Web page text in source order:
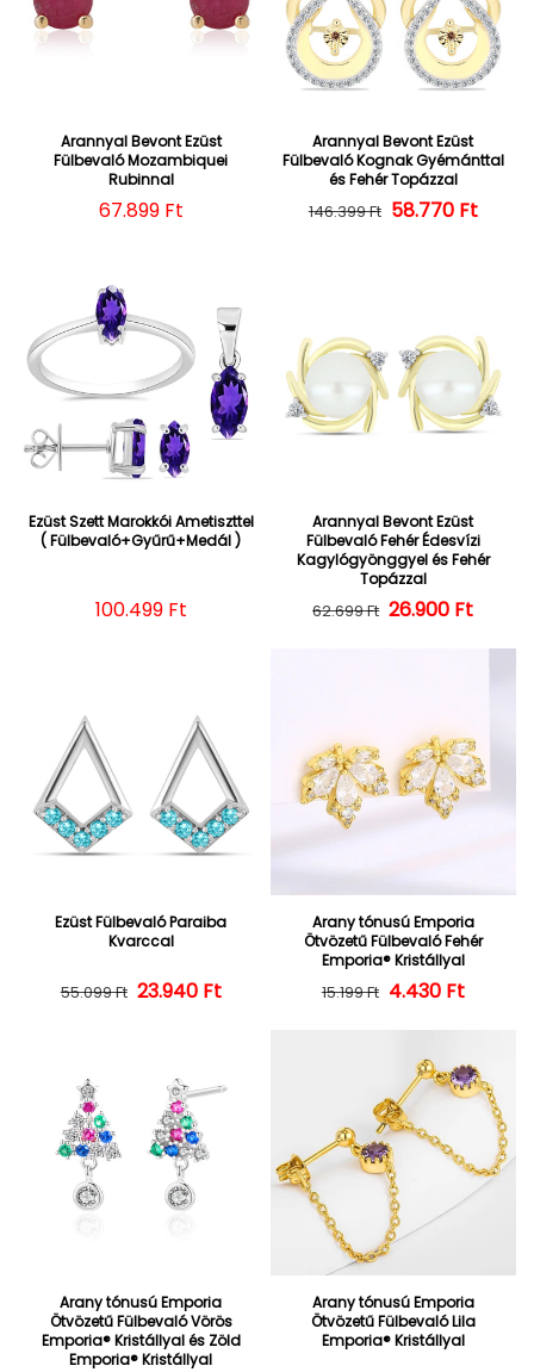
Arannyal Bevont Ezüst
Fülbevaló Mozambiquei
Rubinnal
Normál ár
67.899 Ft
Arannyal Bevont Ezüst
Fülbevaló Kognak Gyémánttal
és Fehér Topázzal
Normál ár
146.399 Ft 58.770 Ft
Ezüst Szett Marokkói Ametiszttel
( Fülbevaló+Gyűrű+Medál )
Normál ár
100.499 Ft
Arannyal Bevont Ezüst
Fülbevaló Fehér Édesvízi
Kagylógyönggyel és Fehér
Topázzal
Normál ár
62.699 Ft 26.900 Ft
Ezüst Fülbevaló Paraiba
Kvarccal
Normál ár
55.099 Ft Kedvezményes ár
23.940 Ft
Arany tónusú Emporia
Ötvözetű Fülbevaló Fehér
Emporia® Kristállyal
Normál ár
15.199 Ft 4.430 Ft
Arany tónusú Emporia
Ötvözetű Fülbevaló Vörös
Emporia® Kristállyal és Zöld
Emporia® Kristállyal
Arany tónusú Emporia
Ötvözetű Fülbevaló Lila
Emporia® Kristállyal